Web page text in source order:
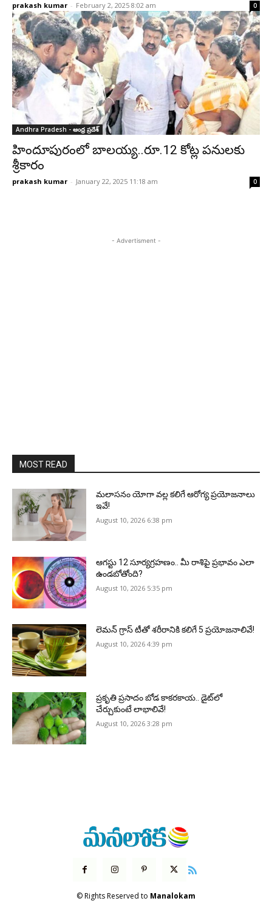
prakash kumar - February 2, 2025 8:02 am 0
Andhra Pradesh - ఆంధ్ర ప్రదేశ్‌
హిందూపురంలో బాలయ్య..రూ.12 కోట్ల పనులకు
శ్రీకారం
prakash kumar - January 22, 2025 11:18 am 0
- Advertisment -
MOST READ
మలాసనం యోగా వల్ల కలిగే ఆరోగ్య ప్రయోజనాలు
ఇవే!
August 10, 2026 6:38 pm
ఆగస్టు 12 సూర్యగ్రహణం.. మీ రాశిపై ప్రభావం ఎలా
ఉండబోతోంది?
August 10, 2026 5:35 pm
లెమన్ గ్రాస్ టీతో శరీరానికి కలిగే 5 ప్రయోజనాలివే!
August 10, 2026 4:39 pm
ప్రకృతి ప్రసాదం బోడ కాకరకాయ.. డైట్‌లో
చేర్చుకుంటే లాభాలివే!
August 10, 2026 3:28 pm
© Rights Reserved to Manalokam